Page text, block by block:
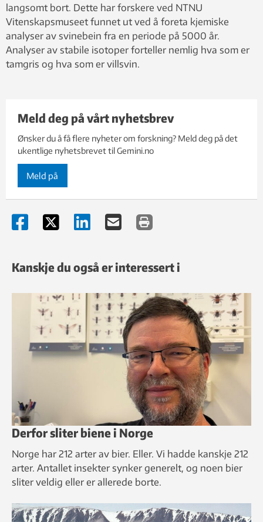
langsomt bort. Dette har forskere ved NTNU
Vitenskapsmuseet funnet ut ved å foreta kjemiske
analyser av svinebein fra en periode på 5000 år.
Analyser av stabile isotoper forteller nemlig hva som er
tamgris og hva som er villsvin.
Meld deg på vårt nyhetsbrev
Ønsker du å få flere nyheter om forskning? Meld deg på det
ukentlige nyhetsbrevet til Gemini.no
Meld på
Kanskje du også er interessert i
Derfor sliter biene i Norge
Norge har 212 arter av bier. Eller. Vi hadde kanskje 212
arter. Antallet insekter synker generelt, og noen bier
sliter veldig eller er allerede borte.